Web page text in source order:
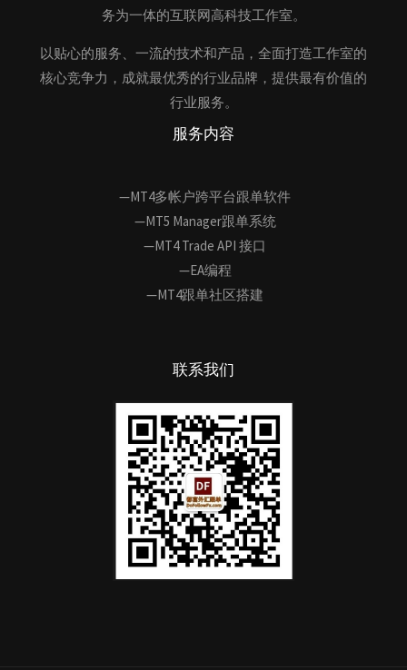
务为一体的互联网高科技工作室。
以贴心的服务、一流的技术和产品，全面打造工作室的
核心竞争力，成就最优秀的行业品牌，提供最有价值的
行业服务。
服务内容
—MT4多帐户跨平台跟单软件
—MT5 Manager跟单系统
—MT4 Trade API 接口
—EA编程
—MT4跟单社区搭建
联系我们